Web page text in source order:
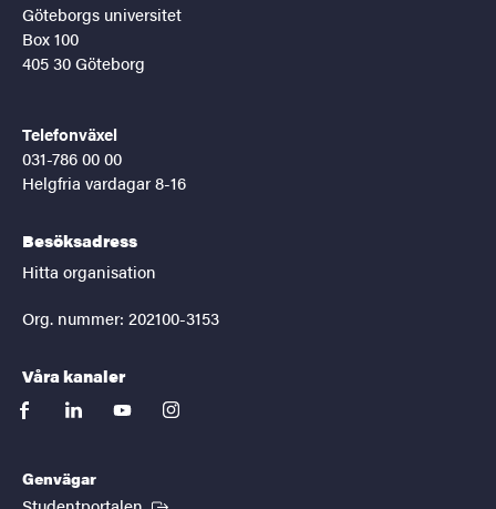
Göteborgs universitet
Box 100
405 30 Göteborg
Telefonväxel
031-786 00 00
Helgfria vardagar 8-16
Besöksadress
Hitta organisation
Org. nummer: 202100-3153
Våra kanaler
facebooklinkedinyoutubeinstagram
Genvägar
(Extern länk)